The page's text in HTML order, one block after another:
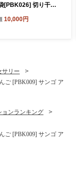
[PBK026] 切り干し
け 野菜 乾物 乾燥
10,000円
サリー
ご [PBK009] サンゴ ア
ョンランキング
ご [PBK009] サンゴ ア